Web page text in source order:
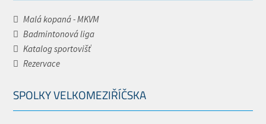
Malá kopaná - MKVM
Badmintonová liga
Katalog sportovišť
Rezervace
SPOLKY VELKOMEZIŘÍČSKA